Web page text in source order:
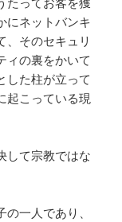
にネットバンキ
、そのセキュリ
ィの裏をかいて
した柱が立って
起こっている現
して宗教ではな
一人であり、